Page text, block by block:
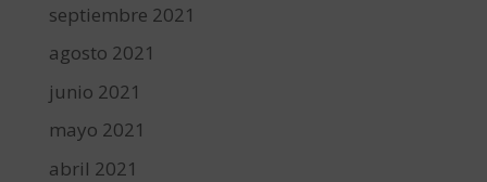
septiembre 2021
agosto 2021
junio 2021
mayo 2021
abril 2021